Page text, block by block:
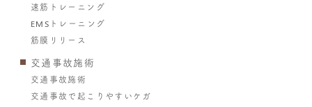
速筋トレーニング
EMSトレーニング
筋膜リリース
交通事故施術
交通事故施術
交通事故で起こりやすいケガ